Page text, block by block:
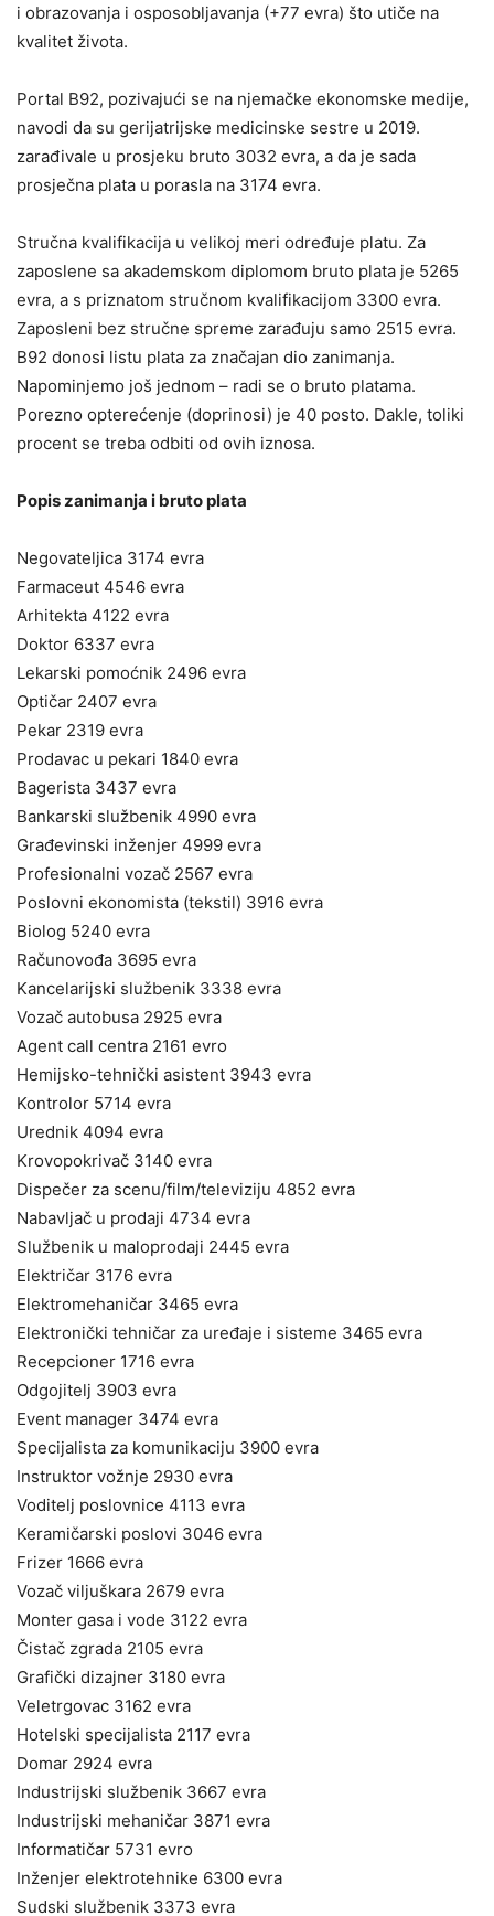
i obrazovanja i osposobljavanja (+77 evra) što utiče na
kvalitet života.
Portal B92, pozivajući se na njemačke ekonomske medije,
navodi da su gerijatrijske medicinske sestre u 2019.
zarađivale u prosjeku bruto 3032 evra, a da je sada
prosječna plata u porasla na 3174 evra.
Stručna kvalifikacija u velikoj meri određuje platu. Za
zaposlene sa akademskom diplomom bruto plata je 5265
evra, a s priznatom stručnom kvalifikacijom 3300 evra.
Zaposleni bez stručne spreme zarađuju samo 2515 evra.
B92 donosi listu plata za značajan dio zanimanja.
Napominjemo još jednom – radi se o bruto platama.
Porezno opterećenje (doprinosi) je 40 posto. Dakle, toliki
procent se treba odbiti od ovih iznosa.
Popis zanimanja i bruto plata
Negovateljica 3174 evra
Farmaceut 4546 evra
Arhitekta 4122 evra
Doktor 6337 evra
Lekarski pomoćnik 2496 evra
Optičar 2407 evra
Pekar 2319 evra
Prodavac u pekari 1840 evra
Bagerista 3437 evra
Bankarski službenik 4990 evra
Građevinski inženjer 4999 evra
Profesionalni vozač 2567 evra
Poslovni ekonomista (tekstil) 3916 evra
Biolog 5240 evra
Računovođa 3695 evra
Kancelarijski službenik 3338 evra
Vozač autobusa 2925 evra
Agent call centra 2161 evro
Hemijsko-tehnički asistent 3943 evra
Kontrolor 5714 evra
Urednik 4094 evra
Krovopokrivač 3140 evra
Dispečer za scenu/film/televiziju 4852 evra
Nabavljač u prodaji 4734 evra
Službenik u maloprodaji 2445 evra
Električar 3176 evra
Elektromehaničar 3465 evra
Elektronički tehničar za uređaje i sisteme 3465 evra
Recepcioner 1716 evra
Odgojitelj 3903 evra
Event manager 3474 evra
Specijalista za komunikaciju 3900 evra
Instruktor vožnje 2930 evra
Voditelj poslovnice 4113 evra
Keramičarski poslovi 3046 evra
Frizer 1666 evra
Vozač viljuškara 2679 evra
Monter gasa i vode 3122 evra
Čistač zgrada 2105 evra
Grafički dizajner 3180 evra
Veletrgovac 3162 evra
Hotelski specijalista 2117 evra
Domar 2924 evra
Industrijski službenik 3667 evra
Industrijski mehaničar 3871 evra
Informatičar 5731 evro
Inženjer elektrotehnike 6300 evra
Sudski službenik 3373 evra